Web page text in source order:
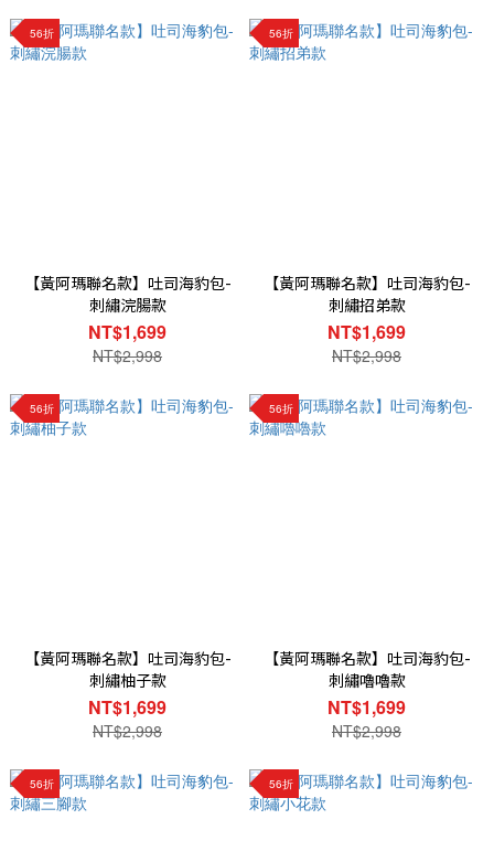
56折
【黃阿瑪聯名款】吐司海豹包-
刺繡浣腸款
NT$1,699
NT$2,998
56折
【黃阿瑪聯名款】吐司海豹包-
刺繡招弟款
NT$1,699
NT$2,998
56折
【黃阿瑪聯名款】吐司海豹包-
刺繡柚子款
NT$1,699
NT$2,998
56折
【黃阿瑪聯名款】吐司海豹包-
刺繡嚕嚕款
NT$1,699
NT$2,998
56折 56折